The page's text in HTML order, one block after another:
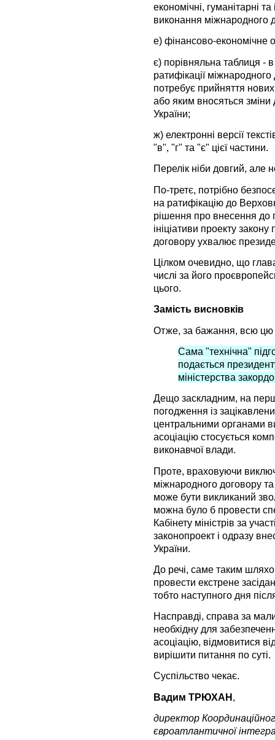
економічні, гуманітарні
виконання міжнародного
е) фінансово-економічне
є) порівняльна таблиця -
ратифікації
потребує прийняття
або яким вносяться
України;
ж) електронні версії
"в", "г" та "є" цієї частини.
Перелік ніби довгий, але
По-третє, потрібно
на ратифікацію до
рішення про внесення до
ініціативи проекту
договору ухвалює
Цілком очевидно, що
числі за його
цього.
Замість висновків
Отже, за бажання, всю цю
Сама "технічна"
подається
міністерства
Дещо заскладним, на
погодження із
центральними органами
асоціацію стосується
виконавчої влади.
Проте, враховуючи
міжнародного договору
може бути викликаний
можна було б провести
Кабінету міністрів за
законопроект і одразу
України.
До речі, саме таким
провести екстрене
тобто наступного дня
Насправді, справа за
необхідну для
асоціацію, відмовитися
вирішити питання по суті.
Суспільство чекає.
Вадим ТРЮХАН,
директор
євроатлантичної